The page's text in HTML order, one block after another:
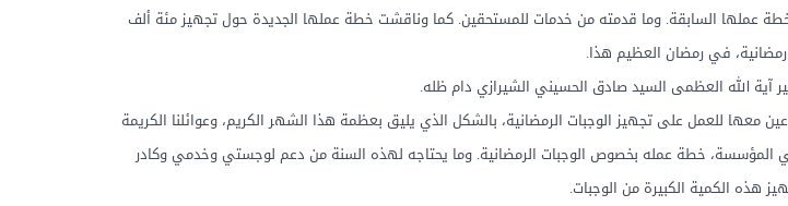
عملها السابقة. وما قدمته من خدمات للمستحقين. كما وناقشت خطة عملها الجديدة حول تجهيز مئة ألف
آية الله العظمى السيد صادق الحسيني الشيرازي دام ظله.
معها للعمل على تجهيز الوجبات الرمضانية، بالشكل الذي يليق بعظمة هذا الشهر الكريم، وعوائلنا الكريمة
المؤسسة، خطة عمله بخصوص الوجبات الرمضانية. وما يحتاجه لهذه السنة من دعم لوجستي وخدمي وكادر
هذه الكمية الكبيرة من الوجبات.